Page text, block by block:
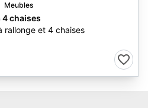
Meubles
4 chaises
rallonge et 4 chaises